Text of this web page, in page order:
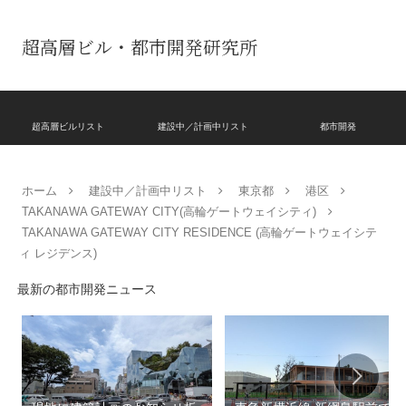
超高層ビル・都市開発研究所
超高層ビルリスト 建設中／計画中リスト 都市開発
ホーム 建設中／計画中リスト 東京都
港区
TAKANAWA GATEWAY CITY(高輪ゲートウェイシティ)
TAKANAWA GATEWAY CITY RESIDENCE (高輪ゲートウェイシテ
ィ レジデンス)
最新の都市開発ニュース